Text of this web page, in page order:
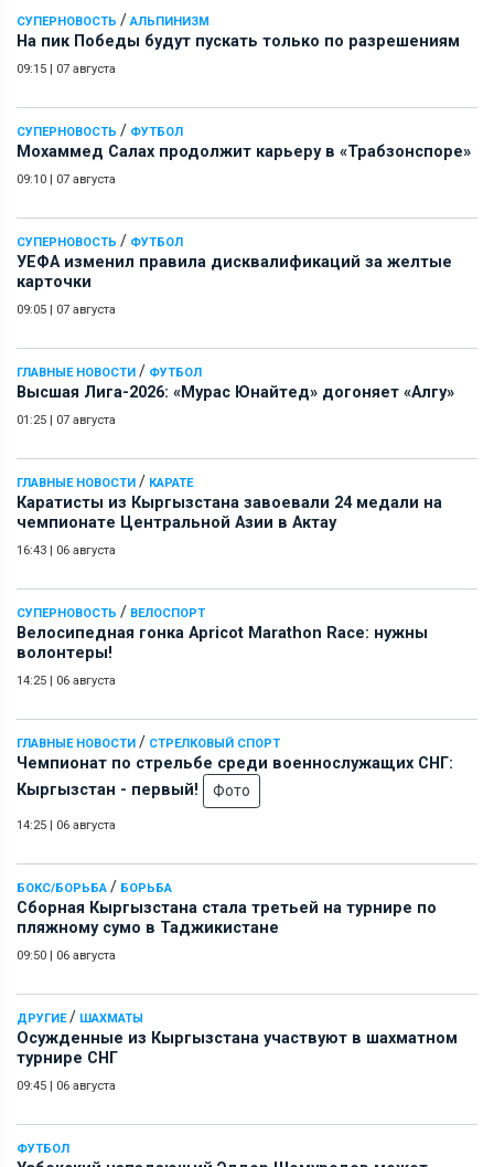
СУПЕРНОВОСТЬ / АЛЬПИНИЗМ
На пик Победы будут пускать только по разрешениям
09:15 | 07 августа
СУПЕРНОВОСТЬ / ФУТБОЛ
Мохаммед Салах продолжит карьеру в «Трабзонспоре»
09:10 | 07 августа
СУПЕРНОВОСТЬ / ФУТБОЛ
УЕФА изменил правила дисквалификаций за желтые
карточки
09:05 | 07 августа
ГЛАВНЫЕ НОВОСТИ / ФУТБОЛ
Высшая Лига-2026: «Мурас Юнайтед» догоняет «Алгу»
01:25 | 07 августа
ГЛАВНЫЕ НОВОСТИ / КАРАТЕ
Каратисты из Кыргызстана завоевали 24 медали на
чемпионате Центральной Азии в Актау
16:43 | 06 августа
СУПЕРНОВОСТЬ / ВЕЛОСПОРТ
Велосипедная гонка Apricot Marathon Race: нужны
волонтеры!
14:25 | 06 августа
ГЛАВНЫЕ НОВОСТИ / СТРЕЛКОВЫЙ СПОРТ
Чемпионат по стрельбе среди военнослужащих СНГ:
Кыргызстан - первый!
Фото
14:25 | 06 августа
БОКС/БОРЬБА / БОРЬБА
Сборная Кыргызстана стала третьей на турнире по
пляжному сумо в Таджикистане
09:50 | 06 августа
ДРУГИЕ/ ШАХМАТЫ
Осужденные из Кыргызстана участвуют в шахматном
турнире СНГ
09:45 | 06 августа
ФУТБОЛ